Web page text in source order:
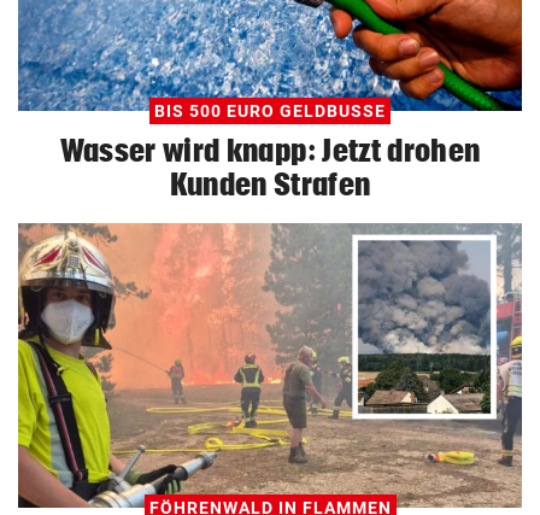
BIS 500 EURO GELDBUSSE
Wasser wird knapp: Jetzt drohen
Kunden Strafen
FÖHRENWALD IN FLAMMEN